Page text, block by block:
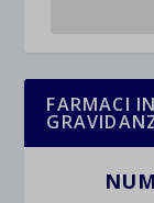
FARMACI